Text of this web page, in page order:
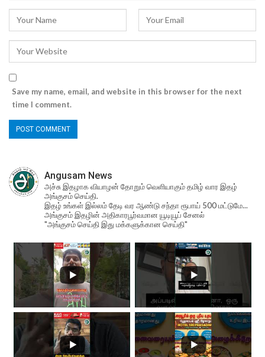
Save my name, email, and website in this browser for the next
time I comment.
Angusam News
அச்சு இதழாக வியாழன் தோறும் வெளியாகும் தமிழ் வார இதழ்
அங்குசம் செய்தி.
இதழ் உங்கள் இல்லம் தேடி வர ஆண்டு சந்தா ரூபாய் 500 மட்டுமே...
அங்குசம் இதழின் அதிகாரபூர்வமான யூடியூப் சேனல்
"அங்குசம் செய்தி இது மக்களுக்கான செய்தி"